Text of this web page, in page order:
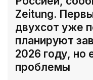
Zeitung.
двухсот уже
планируют
2026 году, но
проблемы